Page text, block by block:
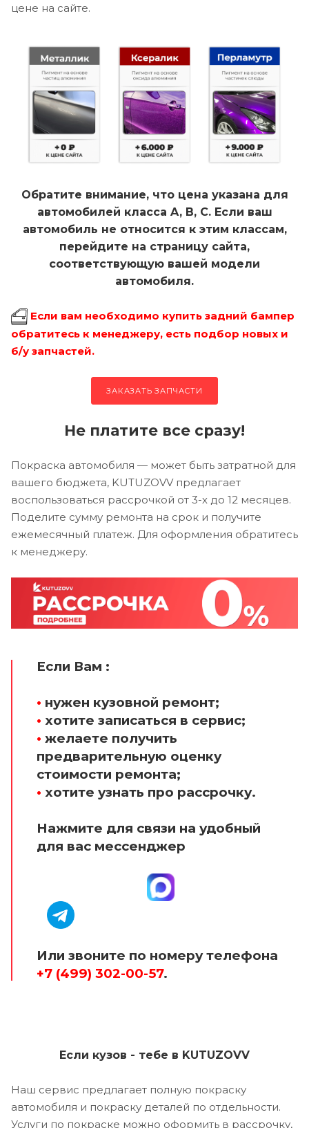
цене на сайте.
Обратите внимание, что цена указана для
автомобилей класса A, B, C. Если ваш
автомобиль не относится к этим классам,
перейдите на страницу сайта,
соответствующую вашей модели
автомобиля.
Если вам необходимо купить задний бампер
обратитесь к менеджеру, есть подбор новых и
б/у запчастей.
ЗАКАЗАТЬ ЗАПЧАСТИ
Не платите все сразу!
Покраска автомобиля — может быть затратной для
вашего бюджета, KUTUZOVV предлагает
воспользоваться рассрочкой от 3-х до 12 месяцев.
Поделите сумму ремонта на срок и получите
ежемесячный платеж. Для оформления обратитесь
к менеджеру.
Если Вам :
• нужен кузовной ремонт;
• хотите записаться в сервис;
• желаете получить
предварительную оценку
стоимости ремонта;
• хотите узнать про рассрочку.
Нажмите для связи на удобный
для вас мессенджер
Или звоните по номеру телефона
+7 (499) 302-00-57.
Если кузов - тебе в KUTUZOVV
Наш сервис предлагает полную покраску
автомобиля и покраску деталей по отдельности.
Услуги по покраске можно оформить в рассрочку,